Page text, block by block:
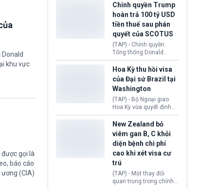
khu vực
gọi là
báo cáo
(CIA)
toàn y tế.
tăng lãi suất nếu lạm
phát ở Hoa Kỳ không tiếp
tục giảm trong thời gian
tới.
Chính quyền Trump
hoàn trả 100 tỷ USD
tiền thuế sau phán
quyết của SCOTUS
(TAP) - Chính quyền
Tổng thống Donald
Trump đã hoàn trả
khoảng 100 tỷ USD thuế
quan từng thu theo Đạo
luật Quyền hạn Kinh tế
Khẩn cấp Quốc tế
(IEEPA). Động thái này
diễn ra sau phán quyết
hồi tháng 2 bởi Tòa án
Tối cao Hoa Kỳ
(SCOTUS) khi tuyên bố,
việc áp thuế diện rộng là
hoàn toàn bất hợp pháp.
Hoa Kỳ thu hồi visa
của Đại sứ Brazil tại
Washington
(TAP) - Bộ Ngoại giao
Hoa Kỳ vừa quyết định
thu hồi thị thực (visa)
của bà Maria Luiza
Ribeiro Viotti - Đại sứ
Brazil tại Washington.
Động thái trên diễn ra
trong bối cảnh tranh
chấp ngoại giao giữa
chính quyền Tổng thống
Donald Trump và chính
phủ cánh tả Tổng thống
New Zealand bỏ
viêm gan B, C khỏi
diện bệnh chi phí
cao khi xét visa cư
trú
(TAP) - Một thay đổi
quan trọng trong chính